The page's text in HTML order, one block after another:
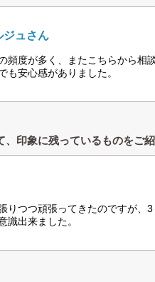
ジュさん
頻度が多く、またこちらから相
も安心感がありました。
印象に残っているものをご紹
りつつ頑張ってきたのですが、
識出来ました。